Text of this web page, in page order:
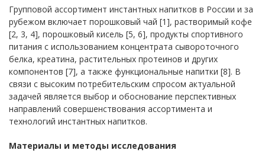
Групповой ассортимент инстантных напитков в России и за
рубежом включает порошковый чай [1], растворимый кофе
[2, 3, 4], порошковый кисель [5, 6], продукты спортивного
питания c использованием концентрата сывороточного
белка, креатина, растительных протеинов и других
компонентов [7], а также функциональные напитки [8]. В
связи с высоким потребительским спросом актуальной
задачей является выбор и обоснование перспективных
направлений совершенствования ассортимента и
технологий инстантных напитков.
Материалы и методы исследования